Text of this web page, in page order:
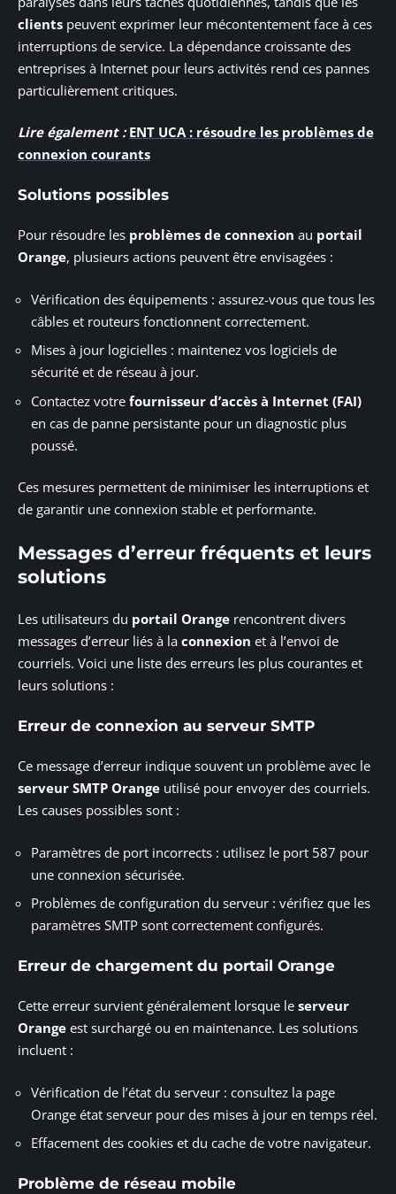
clients peuvent exprimer leur mécontentement face à ces
interruptions de service. La dépendance croissante des
entreprises à Internet pour leurs activités rend ces pannes
particulièrement critiques.
Lire également : ENT UCA : résoudre les problèmes de
connexion courants
Solutions possibles
Pour résoudre les problèmes de connexion au portail
Orange, plusieurs actions peuvent être envisagées :
Vérification des équipements : assurez-vous que tous les
câbles et routeurs fonctionnent correctement.
Mises à jour logicielles : maintenez vos logiciels de
sécurité et de réseau à jour.
Contactez votre fournisseur d’accès à Internet (FAI)
en cas de panne persistante pour un diagnostic plus
poussé.
Ces mesures permettent de minimiser les interruptions et
de garantir une connexion stable et performante.
Messages d’erreur fréquents et leurs
solutions
Les utilisateurs du portail Orange rencontrent divers
messages d’erreur liés à la connexion et à l’envoi de
courriels. Voici une liste des erreurs les plus courantes et
leurs solutions :
Erreur de connexion au serveur SMTP
Ce message d’erreur indique souvent un problème avec le
serveur SMTP Orange utilisé pour envoyer des courriels.
Les causes possibles sont :
Paramètres de port incorrects : utilisez le port 587 pour
une connexion sécurisée.
Problèmes de configuration du serveur : vérifiez que les
paramètres SMTP sont correctement configurés.
Erreur de chargement du portail Orange
Cette erreur survient généralement lorsque le serveur
Orange est surchargé ou en maintenance. Les solutions
incluent :
Vérification de l’état du serveur : consultez la page
Orange état serveur pour des mises à jour en temps réel.
Effacement des cookies et du cache de votre navigateur.
Problème de réseau mobile